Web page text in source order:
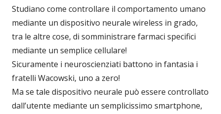
Studiano come controllare il comportamento umano
mediante un dispositivo neurale wireless in grado,
tra le altre cose, di somministrare farmaci specifici
mediante un semplice cellulare!
Sicuramente i neuroscienziati battono in fantasia i
fratelli Wacowski, uno a zero!
Ma se tale dispositivo neurale può essere controllato
dall’utente mediante un semplicissimo smartphone,